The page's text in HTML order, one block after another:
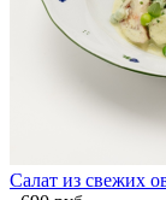
Салат из свежих